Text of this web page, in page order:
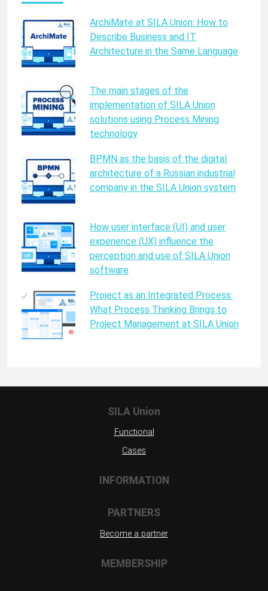
ArchiMate at SILA Union: How to
Describe Business and IT
Architecture in the Same Language
The main stages of the
implementation of SILA Union
solutions using Process Mining
technology
BPMN as the basis of the digital
architecture of a Russian industrial
company in the SILA Union system
How user interface (UI) and user
experience (UX) influence the
perception and use of SILA Union
software
Project as an Integrated Process:
What Process Thinking Brings to
Project Management at SILA Union
SILA Union
Functional
Cases
INFORMATION
PARTNERS
Become a partner
MEMBERSHIP